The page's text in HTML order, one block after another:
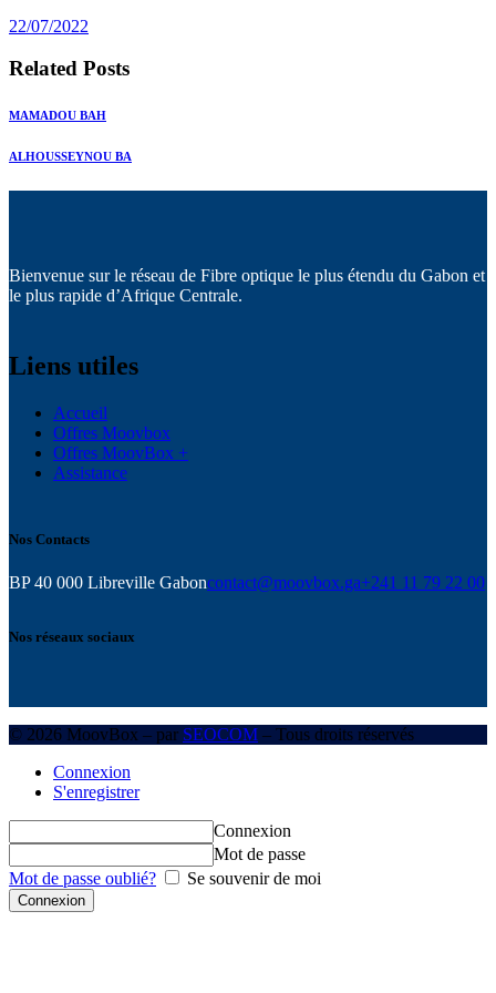
22/07/2022
Related Posts
MAMADOU BAH
ALHOUSSEYNOU BA
Bienvenue sur le réseau de Fibre optique le plus étendu du Gabon et
le plus rapide d’Afrique Centrale.
Liens utiles
Accueil
Offres Moovbox
Offres MoovBox +
Assistance
Nos Contacts
BP 40 000 Libreville Gaboncontact@moovbox.ga+241 11 79 22 00
Nos réseaux sociaux
© 2026 MoovBox – par SEOCOM – Tous droits réservés
Connexion
S'enregistrer
Connexion
Mot de passe
Mot de passe oublié?
Se souvenir de moi